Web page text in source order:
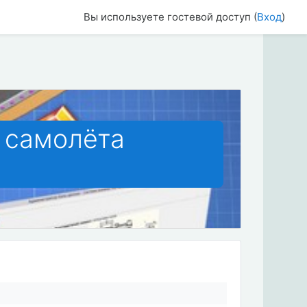
Вы используете гостевой доступ (Вход)